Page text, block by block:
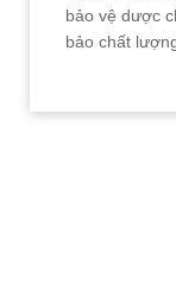
bảo vệ dược
bảo chất